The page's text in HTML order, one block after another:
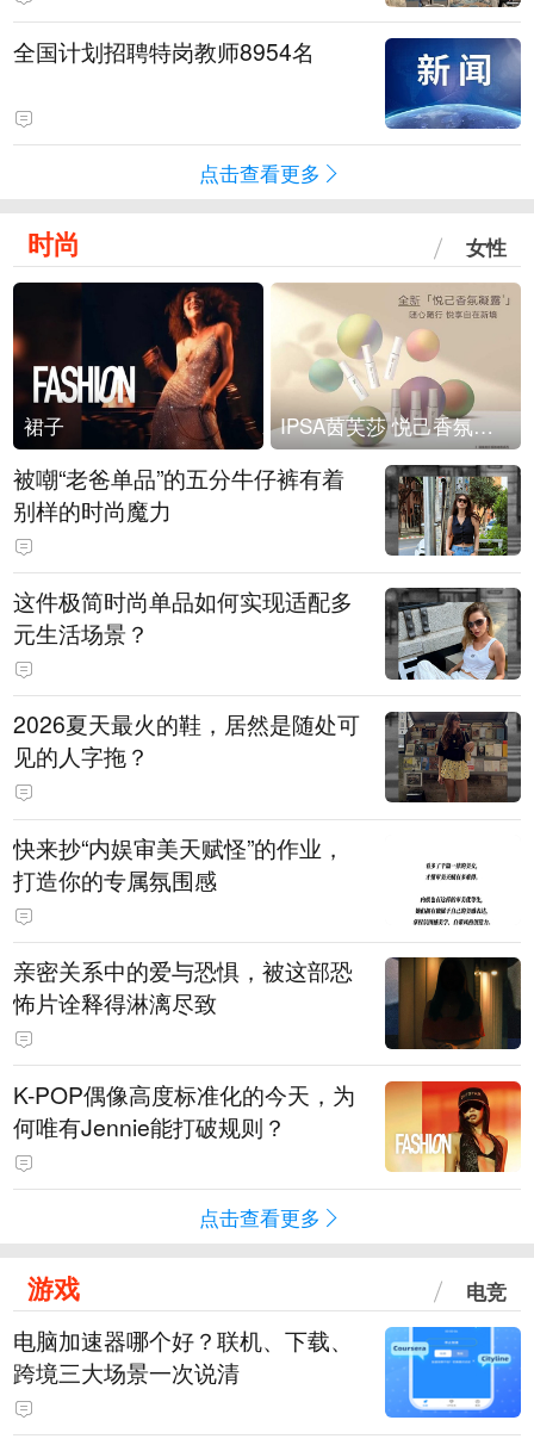
全国计划招聘特岗教师8954名
点击查看更多
时尚 女性
裙子 IPSA茵芙莎 悦己香氛凝露上市
被嘲“老爸单品”的五分牛仔裤有着
别样的时尚魔力
这件极简时尚单品如何实现适配多
元生活场景？
2026夏天最火的鞋，居然是随处可
见的人字拖？
快来抄“内娱审美天赋怪”的作业，
打造你的专属氛围感
亲密关系中的爱与恐惧，被这部恐
怖片诠释得淋漓尽致
K-POP偶像高度标准化的今天，为
何唯有Jennie能打破规则？
点击查看更多
游戏 电竞
电脑加速器哪个好？联机、下载、
跨境三大场景一次说清